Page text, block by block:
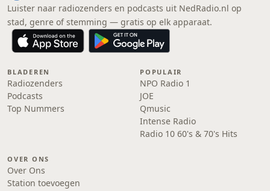
Luister naar radiozenders en podcasts uit NedRadio.nl op
stad, genre of stemming — gratis op elk apparaat.
BLADEREN
Radiozenders
Podcasts
Top Nummers
POPULAIR
NPO Radio 1
JOE
Qmusic
Intense Radio
Radio 10 60's & 70's Hits
OVER ONS
Over Ons
Station toevoegen